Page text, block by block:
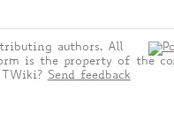
authors. All
is the property of the
TWiki? Send feedback